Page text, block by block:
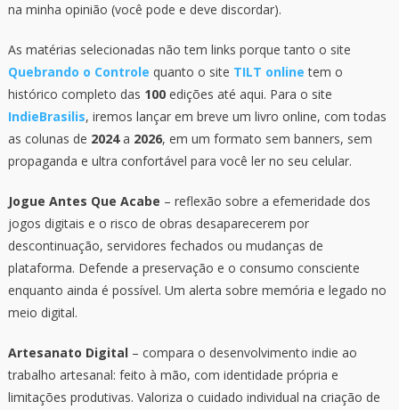
na minha opinião (você pode e deve discordar).
As matérias selecionadas não tem links porque tanto o site
Quebrando o Controle quanto o site TILT online tem o
histórico completo das 100edições até aqui. Para o site
IndieBrasilis, iremos lançar em breve um livro online, com todas
as colunas de 2024a 2026, em um formato sem banners, sem
propaganda e ultra confortável para você ler no seu celular.
Jogue Antes Que Acabe – reflexão sobre a efemeridade dos
jogos digitais e o risco de obras desaparecerem por
descontinuação, servidores fechados ou mudanças de
plataforma. Defende a preservação e o consumo consciente
enquanto ainda é possível. Um alerta sobre memória e legado no
meio digital.
Artesanato Digital– compara o desenvolvimento indie ao
trabalho artesanal: feito à mão, com identidade própria e
limitações produtivas. Valoriza o cuidado individual na criação de